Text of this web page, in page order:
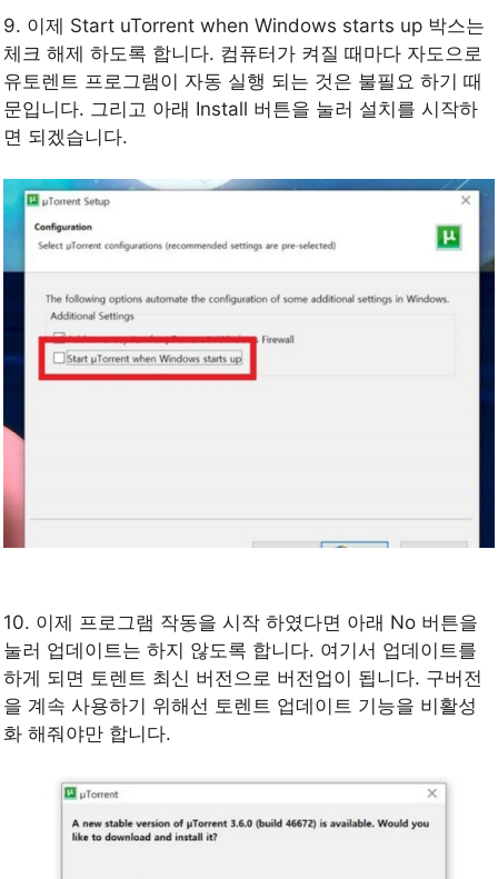
9. 이제 Start uTorrent when Windows starts up 박스는
체크 해제 하도록 합니다. 컴퓨터가 켜질 때마다 자도으로
유토렌트 프로그램이 자동 실행 되는 것은 불필요 하기 때
문입니다. 그리고 아래 Install 버튼을 눌러 설치를 시작하
면 되겠습니다.
10. 이제 프로그램 작동을 시작 하였다면 아래 No 버튼을
눌러 업데이트는 하지 않도록 합니다. 여기서 업데이트를
하게 되면 토렌트 최신 버전으로 버전업이 됩니다. 구버전
을 계속 사용하기 위해선 토렌트 업데이트 기능을 비활성
화 해줘야만 합니다.